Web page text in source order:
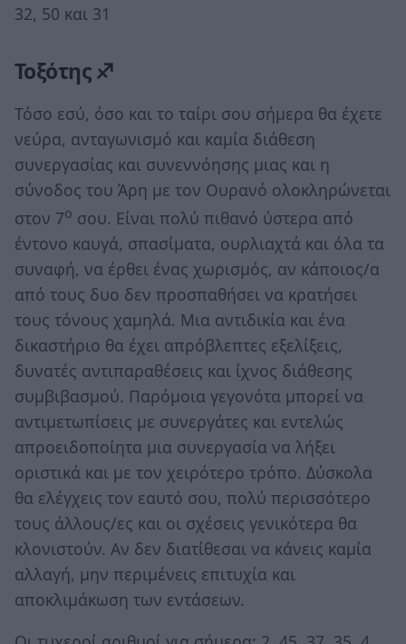
32, 50 και 31
Τοξότης ♐
Τόσο εσύ, όσο και το ταίρι σου σήμερα θα έχετε
νεύρα, ανταγωνισμό και καμία διάθεση
συνεργασίας και συνεννόησης μιας και η
σύνοδος του Άρη με τον Ουρανό ολοκληρώνεται
στον 7ο σου. Είναι πολύ πιθανό ύστερα από
έντονο καυγά, σπασίματα, ουρλιαχτά και όλα τα
συναφή, να έρθει ένας χωρισμός, αν κάποιος/α
από τους δυο δεν προσπαθήσει να κρατήσει
τους τόνους χαμηλά. Μια αντιδικία και ένα
δικαστήριο θα έχει απρόβλεπτες εξελίξεις,
δυνατές αντιπαραθέσεις και ίχνος διάθεσης
συμβιβασμού. Παρόμοια γεγονότα μπορεί να
αντιμετωπίσεις με συνεργάτες και εντελώς
απροειδοποίητα μια συνεργασία να λήξει
οριστικά και με τον χειρότερο τρόπο. Δύσκολα
θα ελέγχεις τον εαυτό σου, πολύ περισσότερο
τους άλλους/ες και οι σχέσεις γενικότερα θα
κλονιστούν. Αν δεν διατίθεσαι να κάνεις καμία
αλλαγή, μην περιμένεις επιτυχία και
αποκλιμάκωση των εντάσεων.